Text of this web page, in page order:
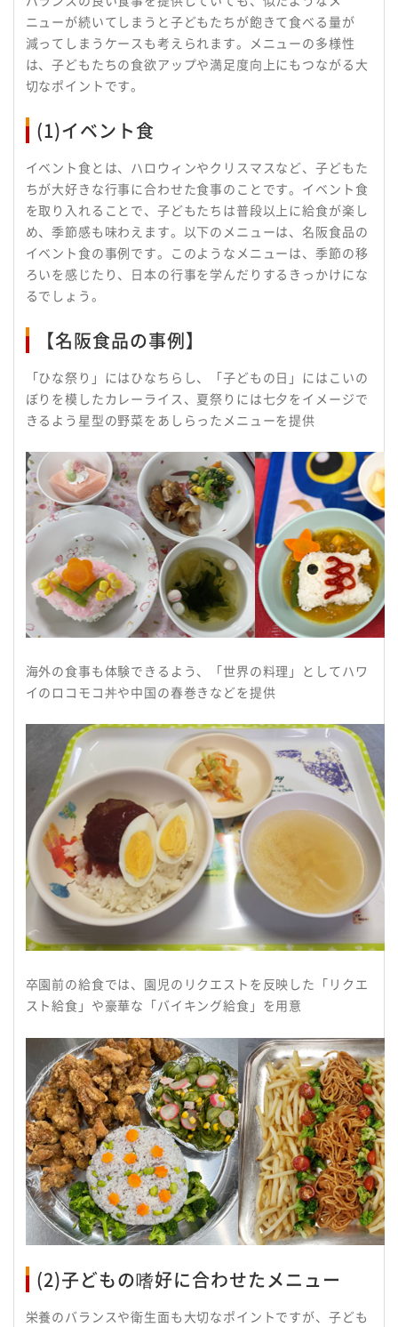
ニューが続いてしまうと子どもたちが飽きて食べる量が
減ってしまうケースも考えられます。メニューの多様性
は、子どもたちの食欲アップや満足度向上にもつながる大
切なポイントです。
(1)イベント食
イベント食とは、ハロウィンやクリスマスなど、子どもた
ちが大好きな行事に合わせた食事のことです。イベント食
を取り入れることで、子どもたちは普段以上に給食が楽し
め、季節感も味わえます。以下のメニューは、名阪食品の
イベント食の事例です。このようなメニューは、季節の移
ろいを感じたり、日本の行事を学んだりするきっかけにな
るでしょう。
【名阪食品の事例】
「ひな祭り」にはひなちらし、「子どもの日」にはこいの
ぼりを模したカレーライス、夏祭りには七夕をイメージで
きるよう星型の野菜をあしらったメニューを提供
海外の食事も体験できるよう、「世界の料理」としてハワ
イのロコモコ丼や中国の春巻きなどを提供
卒園前の給食では、園児のリクエストを反映した「リクエ
スト給食」や豪華な「バイキング給食」を用意
(2)子どもの嗜好に合わせたメニュー
栄養のバランスや衛生面も大切なポイントですが、子ども